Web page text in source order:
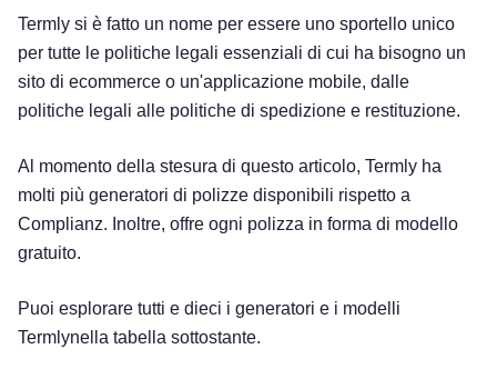
Termly si è fatto un nome per essere uno sportello unico
per tutte le politiche legali essenziali di cui ha bisogno un
sito di ecommerce o un'applicazione mobile, dalle
politiche legali alle politiche di spedizione e restituzione.
Al momento della stesura di questo articolo, Termly ha
molti più generatori di polizze disponibili rispetto a
Complianz. Inoltre, offre ogni polizza in forma di modello
gratuito.
Puoi esplorare tutti e dieci i generatori e i modelli
Termlynella tabella sottostante.